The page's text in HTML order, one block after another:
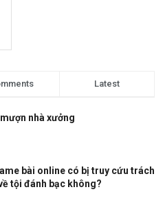
Latest
nhà xưởng
bài online có bị truy cứu trách
tội đánh bạc không?